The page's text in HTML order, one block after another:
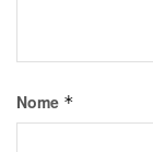
Nome *